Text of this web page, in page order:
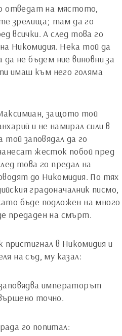
отведат на мястото,
зрелища; там да го
всички. А след това го
Никомидия. Нека той да
не бъдем ние виновни за
имаш към него голяма
защото той
и не намирал сили в
той заповядал да го
жесток побой пред
това го предал на
до Никомидия. По тях
градоначалник писмо,
бъде подложен на много
предаден на смърт.
в Никомидия и
на съд, му казал:
императорът
точно.
го попитал: